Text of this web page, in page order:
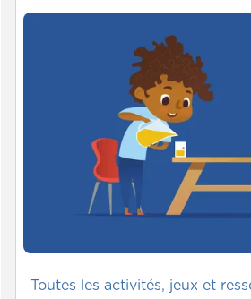
Toutes les activités, jeux et